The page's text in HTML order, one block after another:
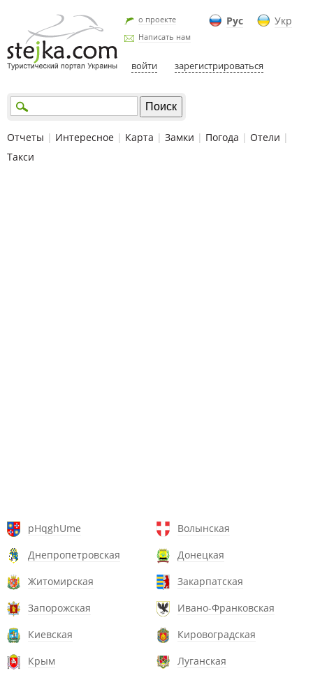
Рус Укр
о проекте
Написать нам
войти зарегистрироваться
Отчеты | Интересное | Карта | Замки | Погода | Отели |
Такси
pHqghUme
Волынская
Днепропетровская
Донецкая
Житомирская
Закарпатская
Запорожская
Ивано-Франковская
Киевская
Кировоградская
Крым
Луганская